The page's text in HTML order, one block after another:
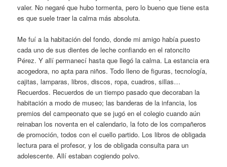
valer. No negaré que hubo tormenta, pero lo bueno que tiene esta
es que suele traer la calma más absoluta.
Me fuí a la habitación del fondo, donde mi amigo había puesto
cada uno de sus dientes de leche confiando en el ratoncito
Pérez. Y allí permanecí hasta que llegó la calma. La estancia era
acogedora, no apta para niños. Todo lleno de figuras, tecnología,
cajitas, lamparas, libros, discos, ropa, cuadros, sillas…
Recuerdos. Recuerdos de un tiempo pasado que decoraban la
habitación a modo de museo; las banderas de la infancia, los
premios del campeonato que se jugó en el colegio cuando aún
reinaban los noventa en el calendario, la foto de los compañeros
de promoción, todos con el cuello partido. Los libros de obligada
lectura para el profesor, y los de obligada consulta para un
adolescente. Allí estaban cogiendo polvo.